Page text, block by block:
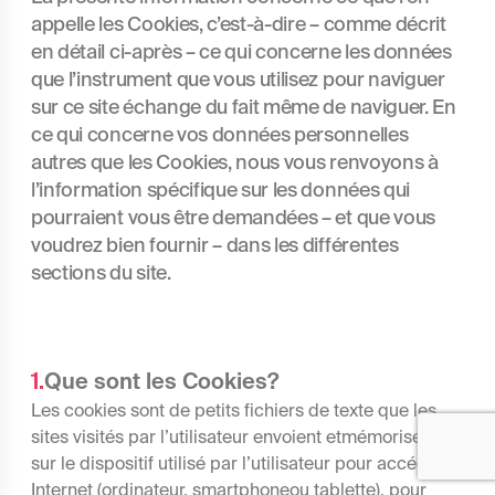
appelle les Cookies, c’est-à-dire – comme décrit
en détail ci-après – ce qui concerne les données
que l’instrument que vous utilisez pour naviguer
sur ce site échange du fait même de naviguer. En
ce qui concerne vos données personnelles
autres que les Cookies, nous vous renvoyons à
l’information spécifique sur les données qui
pourraient vous être demandées – et que vous
voudrez bien fournir – dans les différentes
sections du site.
1.Que sont les Cookies?
Les cookies sont de petits fichiers de texte que les
sites visités par l’utilisateur envoient etmémorisent
sur le dispositif utilisé par l’utilisateur pour accéder à
Internet (ordinateur, smartphoneou tablette), pour